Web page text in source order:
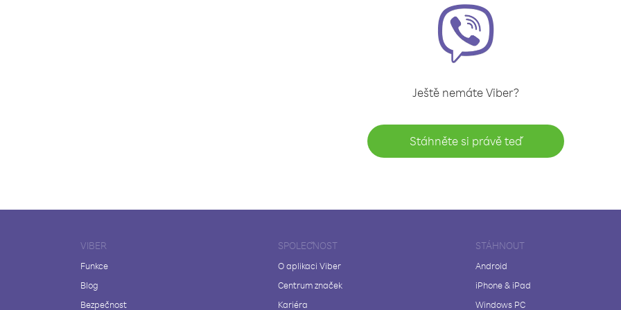
Ještě nemáte Viber?
Stáhněte si právě teď
VIBER
Funkce
Blog
Bezpečnost
SPOLEČNOST
O aplikaci Viber
Centrum značek
Kariéra
STÁHNOUT
Android
iPhone & iPad
Windows PC